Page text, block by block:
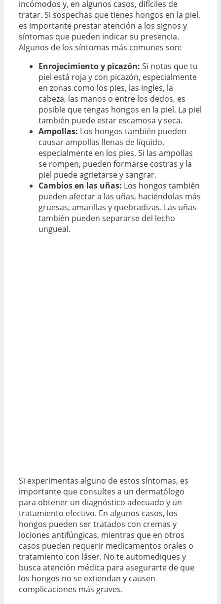
incómodos y, en algunos casos, difíciles de
tratar. Si sospechas que tienes hongos en la piel,
es importante prestar atención a los signos y
síntomas que pueden indicar su presencia.
Algunos de los síntomas más comunes son:
Enrojecimiento y picazón: Si notas que tu
piel está roja y con picazón, especialmente
en zonas como los pies, las ingles, la
cabeza, las manos o entre los dedos, es
posible que tengas hongos en la piel. La piel
también puede estar escamosa y seca.
Ampollas: Los hongos también pueden
causar ampollas llenas de líquido,
especialmente en los pies. Si las ampollas
se rompen, pueden formarse costras y la
piel puede agrietarse y sangrar.
Cambios en las uñas: Los hongos también
pueden afectar a las uñas, haciéndolas más
gruesas, amarillas y quebradizas. Las uñas
también pueden separarse del lecho
ungueal.
Si experimentas alguno de estos síntomas, es
importante que consultes a un dermatólogo
para obtener un diagnóstico adecuado y un
tratamiento efectivo. En algunos casos, los
hongos pueden ser tratados con cremas y
lociones antifúngicas, mientras que en otros
casos pueden requerir medicamentos orales o
tratamiento con láser. No te automediques y
busca atención médica para asegurarte de que
los hongos no se extiendan y causen
complicaciones más graves.